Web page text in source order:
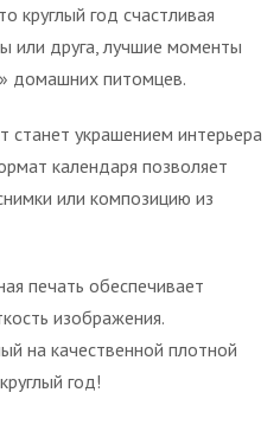
круглый год счастливая
или друга, лучшие моменты
домашних питомцев.
станет украшением интерьера
календаря позволяет
или композицию из
печать обеспечивает
изображения.
на качественной плотной
год!